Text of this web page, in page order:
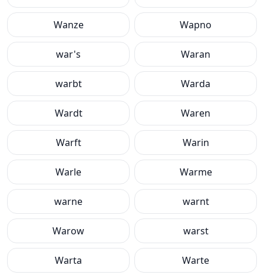
Wanze Wapno
war's Waran
warbt Warda
Wardt Waren
Warft Warin
Warle Warme
warne warnt
Warow warst
Warta Warte